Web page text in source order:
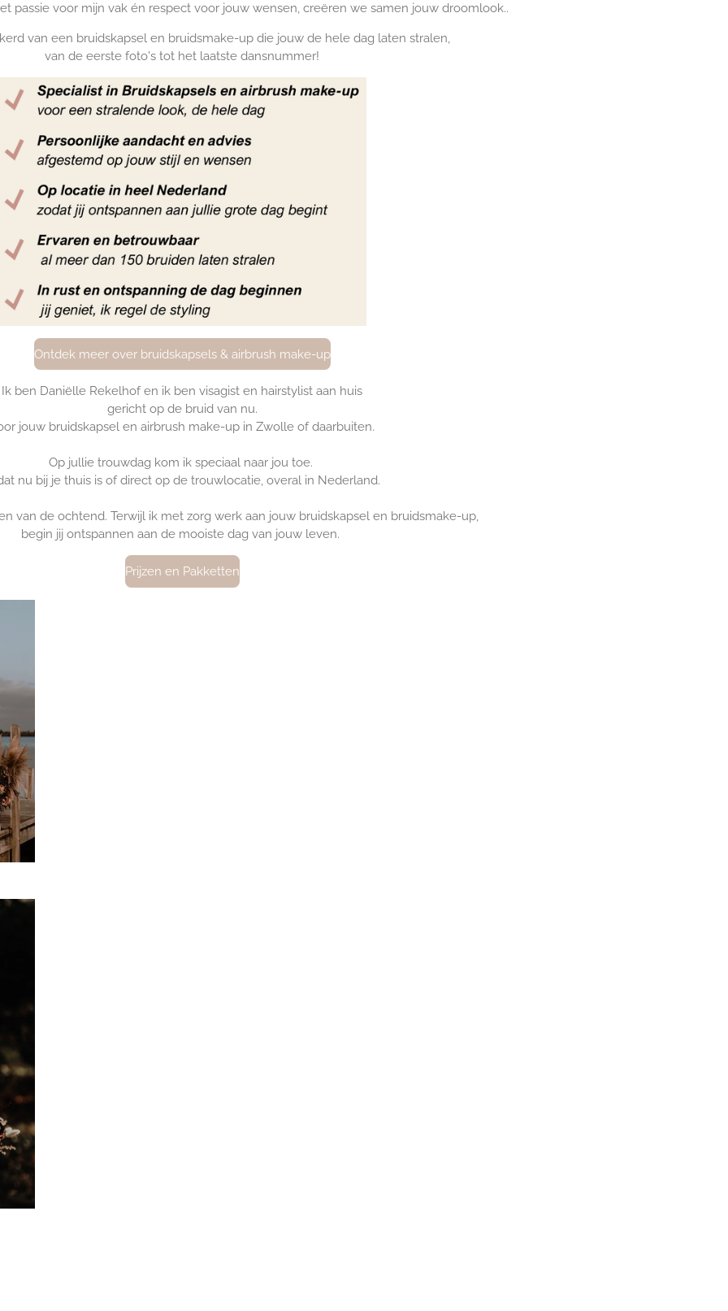
passie voor mijn vak én respect voor jouw wensen, creëren we samen jouw droomlook..
van een bruidskapsel en bruidsmake-up die jouw de hele dag laten stralen,
van de eerste foto's tot het laatste dansnummer!
Ontdek meer over bruidskapsels & airbrush make-up
Ik ben Daniëlle Rekelhof en ik ben visagist en hairstylist aan huis
gericht op de bruid van nu.
jouw bruidskapsel en airbrush make-up in Zwolle of daarbuiten.
Op jullie trouwdag kom ik speciaal naar jou toe.
nu bij je thuis is of direct op de trouwlocatie, overal in Nederland.
van de ochtend. Terwijl ik met zorg werk aan jouw bruidskapsel en bruidsmake-up,
begin jij ontspannen aan de mooiste dag van jouw leven.
Prijzen en Pakketten